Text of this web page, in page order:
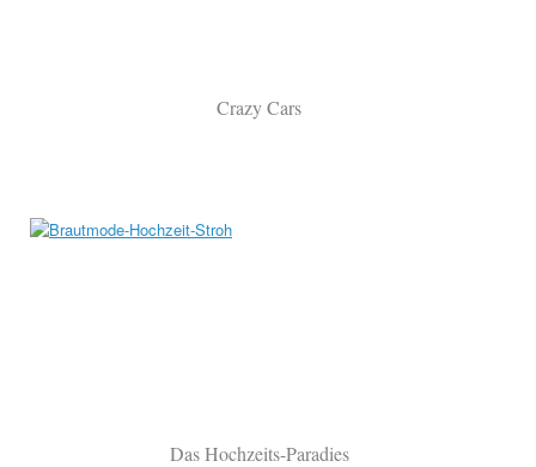
Crazy Cars
Das Hochzeits-Paradies